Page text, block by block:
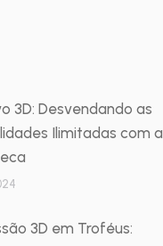
3D: Desvendando as
Ilimitadas com a
3D em Troféus: